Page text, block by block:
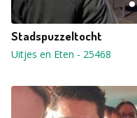
Stadspuzzeltocht
Uitjes en Eten - 25468